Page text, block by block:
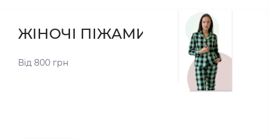
ЖІНОЧІ ПІЖАМИ
Від 800 грн